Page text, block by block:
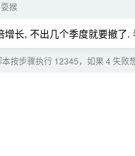
猴
长, 不出几个季度就要撤了.
本按步骤执行 12345，如果 4 失败